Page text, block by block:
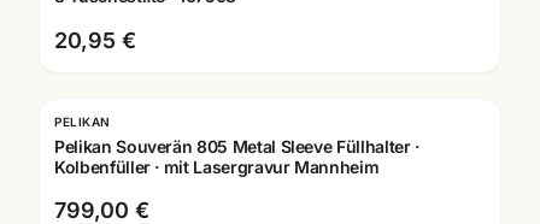
20,95 €
PELIKAN
Pelikan Souverän 805 Metal Sleeve Füllhalter ·
Kolbenfüller · mit Lasergravur Mannheim
799,00 €